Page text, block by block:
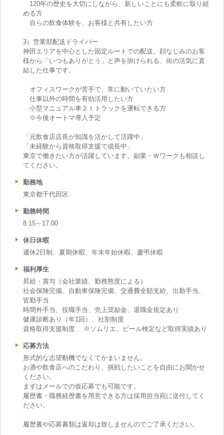
120年の歴史を大切にしながら、新しいことにも柔軟に取り組
める方
自らの飲食体験を、お客様と共有したい方
3）営業部配送ドライバー
神田エリアを中心とした固定ルートでの配送。顔なじみのお客
様から「いつもありがとう」と声を掛けられる、街の活気に直
結した仕事です。
オフィスワークが苦手で、常に動いていたい方
仕事以外の時間を有効活用したい方
小型マニュアル車２ｔトラックを運転できる方
※今後オートマ導入予定
「元飲食店店長が知識を活かして活躍中」
「未経験から資格取得支援で成長中」
東京で働きたい方が活躍しています。副業・Ｗワークも相談し
てください。
勤務地
東京都千代田区
勤務時間
8:15～17:00
休日休暇
週休2日制、夏期休暇、年末年始休暇、慶弔休暇
福利厚生
昇給・賞与（会社業績、勤務態度による）
社会保険完備、自動車保険完備、交通費全額支給、出勤手当、
皆勤手当
時間外手当、役職手当、売上奨励金、退職金規定あり
健康診断あり（年1回）、社割制度
資格取得支援制度 ※ソムリエ、ビール検定など取得実績あり
応募方法
形式的な志望動機でなくてかまいません。
お酒や飲食店へのこだわり、挑戦したいことを自由にお聞かせ
ください。
まずはメールでの仮応募でも可能です。
履歴書・職務経歴書を用意できる方は採用担当宛に送付してく
ださい。
履歴書や応募書類は返却は致しませんのでご了承ください。